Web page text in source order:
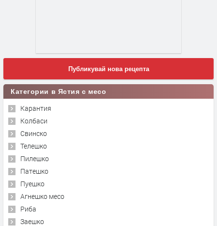
Публикувай нова рецепта
Категории в Ястия с месо
Карантия
Колбаси
Свинско
Телешко
Пилешко
Патешко
Пуешко
Агнешко месо
Риба
Заешко